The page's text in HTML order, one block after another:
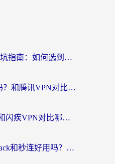
海外党连中国VPN避坑指南：如何选到真正能无缝刷国内资源的加速器？
快帆TV版VPN好用吗？和腾讯VPN对比哪个回国效果更好？海外党必看的真实体验指南
Malus VPN好用吗？和闪疾VPN对比哪个回国效果更好？海外华人的实用避坑指南
海外党必看：Quickback和秒连好用吗？3步选对回国加速器，无缝刷国内资源